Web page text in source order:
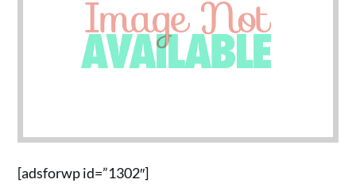
[adsforwp id=”1302″]